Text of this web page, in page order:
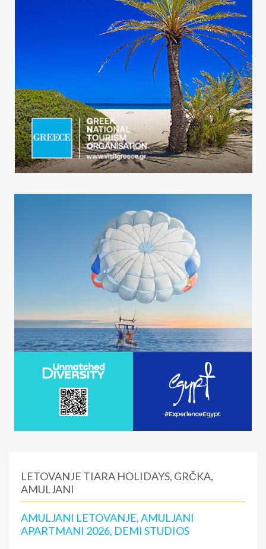
LETOVANJE TIARA HOLIDAYS, GRČKA,
AMULJANI
AMULJANI LETOVANJE, AMULJANI
APARTMANI 2026, DEMI STUDIOS